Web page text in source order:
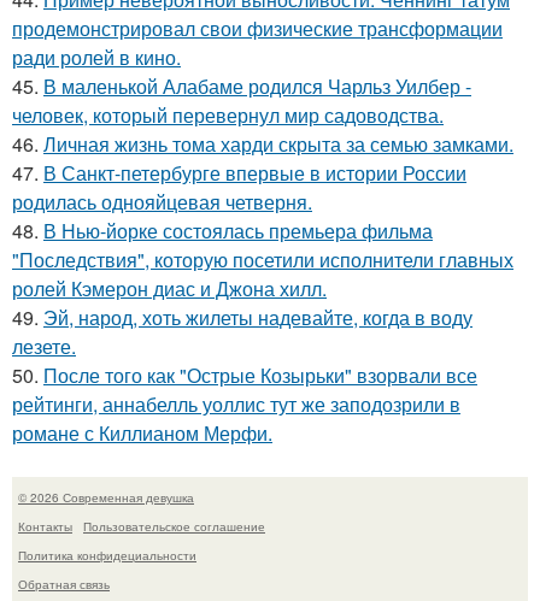
продемонстрировал свои физические трансформации
ради ролей в кино.
45. В маленькой Алабаме родился Чарльз Уилбер -
человек, который перевернул мир садоводства.
46. Личная жизнь тома харди скрыта за семью замками.
47. В Санкт-петербурге впервые в истории России
родилась однояйцевая четверня.
48. В Нью-йорке состоялась премьера фильма
"Последствия", которую посетили исполнители главных
ролей Кэмерон диас и Джона хилл.
49. Эй, народ, хоть жилеты надевайте, когда в воду
лезете.
50. После того как "Острые Козырьки" взорвали все
рейтинги, аннабелль уоллис тут же заподозрили в
романе с Киллианом Мерфи.
© 2026 Современная девушка
Контакты
Пользовательское соглашение
Политика конфидециальности
Обратная связь